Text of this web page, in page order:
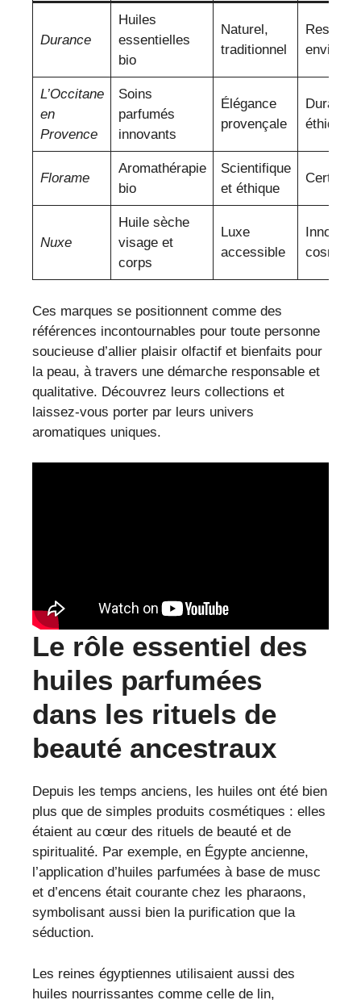
Durance
Huiles
essentielles
bio
Naturel,
traditionnel
Respect
L’Occitane
en
Provence
Soins
parfumés
innovants
Élégance
provençale
éthique
Florame
Aromathérapie
bio
Scientifique
et éthique
Nuxe
Huile sèche
visage et
corps
Luxe
accessible
Ces marques se positionnent comme des
références incontournables pour toute personne
soucieuse d’allier plaisir olfactif et bienfaits pour
la peau, à travers une démarche responsable et
qualitative. Découvrez leurs collections et
laissez-vous porter par leurs univers
aromatiques uniques.
Le rôle essentiel des
huiles parfumées
dans les rituels de
beauté ancestraux
Depuis les temps anciens, les huiles ont été bien
plus que de simples produits cosmétiques : elles
étaient au cœur des rituels de beauté et de
spiritualité. Par exemple, en Égypte ancienne,
l’application d’huiles parfumées à base de musc
et d’encens était courante chez les pharaons,
symbolisant aussi bien la purification que la
séduction.
Les reines égyptiennes utilisaient aussi des
huiles nourrissantes comme celle de lin,